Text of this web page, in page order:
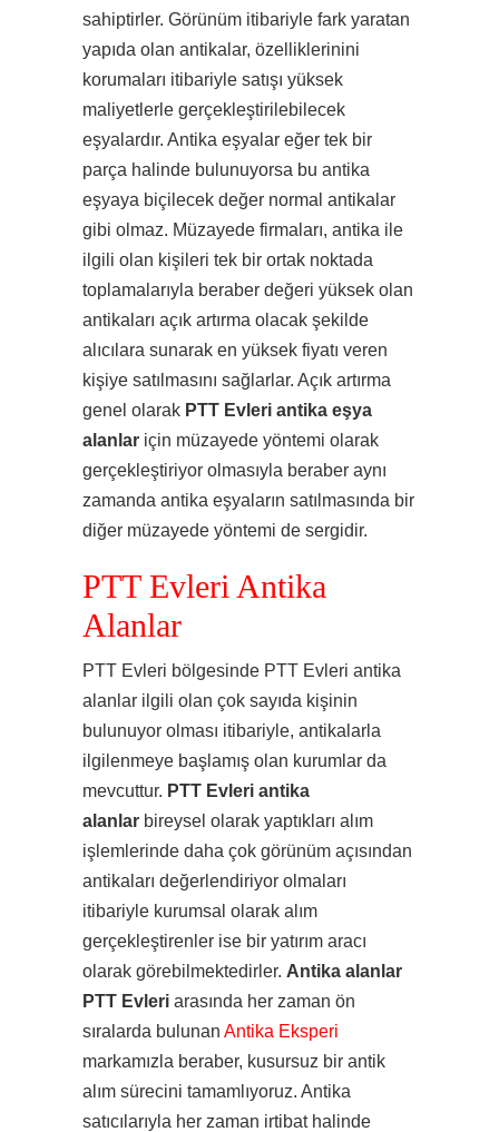
sahiptirler. Görünüm itibariyle fark yaratan
yapıda olan antikalar, özelliklerinini
korumaları itibariyle satışı yüksek
maliyetlerle gerçekleştirilebilecek
eşyalardır. Antika eşyalar eğer tek bir
parça halinde bulunuyorsa bu antika
eşyaya biçilecek değer normal antikalar
gibi olmaz. Müzayede firmaları, antika ile
ilgili olan kişileri tek bir ortak noktada
toplamalarıyla beraber değeri yüksek olan
antikaları açık artırma olacak şekilde
alıcılara sunarak en yüksek fiyatı veren
kişiye satılmasını sağlarlar. Açık artırma
genel olarak PTT Evleri antika eşya
alanlar için müzayede yöntemi olarak
gerçekleştiriyor olmasıyla beraber aynı
zamanda antika eşyaların satılmasında bir
diğer müzayede yöntemi de sergidir.
PTT Evleri Antika
Alanlar
PTT Evleri bölgesinde PTT Evleri antika
alanlar ilgili olan çok sayıda kişinin
bulunuyor olması itibariyle, antikalarla
ilgilenmeye başlamış olan kurumlar da
mevcuttur. PTT Evleri antika
alanlar bireysel olarak yaptıkları alım
işlemlerinde daha çok görünüm açısından
antikaları değerlendiriyor olmaları
itibariyle kurumsal olarak alım
gerçekleştirenler ise bir yatırım aracı
olarak görebilmektedirler. Antika alanlar
PTT Evleri arasında her zaman ön
sıralarda bulunan Antika Eksperi
markamızla beraber, kusursuz bir antik
alım sürecini tamamlıyoruz. Antika
satıcılarıyla her zaman irtibat halinde